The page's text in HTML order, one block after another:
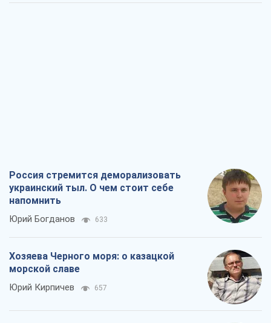
Россия стремится деморализовать
украинский тыл. О чем стоит себе
напомнить
Юрий Богданов 633
Хозяева Черного моря: о казацкой
морской славе
Юрий Кирпичев 657